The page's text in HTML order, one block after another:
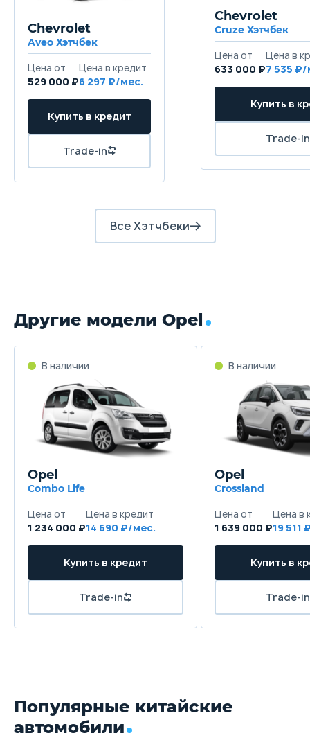
Chevrolet
Aveo Хэтчбек
529 000 ₽6 297
Chevrolet
Cruze Хэтчбек
633 000 ₽7 535
Все Хэтчбеки
Другие модели Opel
Opel
Combo Life
1 234 000 ₽14 690
Opel
Crossland
1 639 000 ₽19 511
Популярные китайские
автомобили